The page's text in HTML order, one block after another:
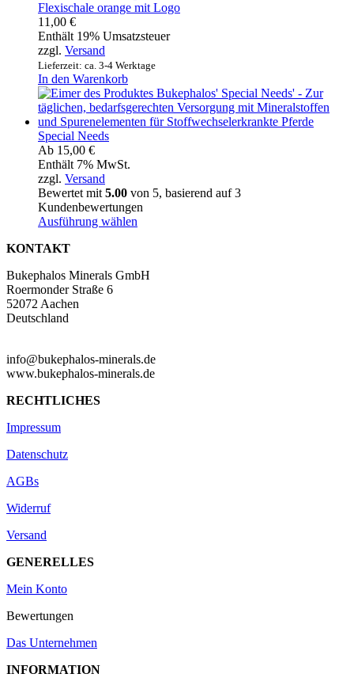
Flexischale orange mit Logo
11,00 €
Enthält 19% Umsatzsteuer
zzgl. Versand
Lieferzeit: ca. 3-4 Werktage
In den Warenkorb
Special Needs
Ab 15,00 €
Enthält 7% MwSt.
zzgl. Versand
Bewertet mit5.00 von 5, basierend auf3
Kundenbewertungen
Ausführung wählen
KONTAKT
Bukephalos Minerals GmbH
Roermonder Straße 6
52072 Aachen
Deutschland
info@bukephalos-minerals.de
www.bukephalos-minerals.de
RECHTLICHES
Impressum
Datenschutz
AGBs
Widerruf
Versand
GENERELLES
Mein Konto
Bewertungen
Das Unternehmen
INFORMATION